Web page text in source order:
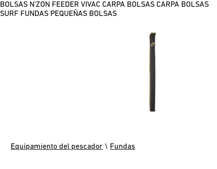
BOLSAS N'ZON FEEDER VIVAC CARPA BOLSAS CARPA BOLSAS
SURF FUNDAS PEQUEÑAS BOLSAS
Equipamiento del pescador \ Fundas